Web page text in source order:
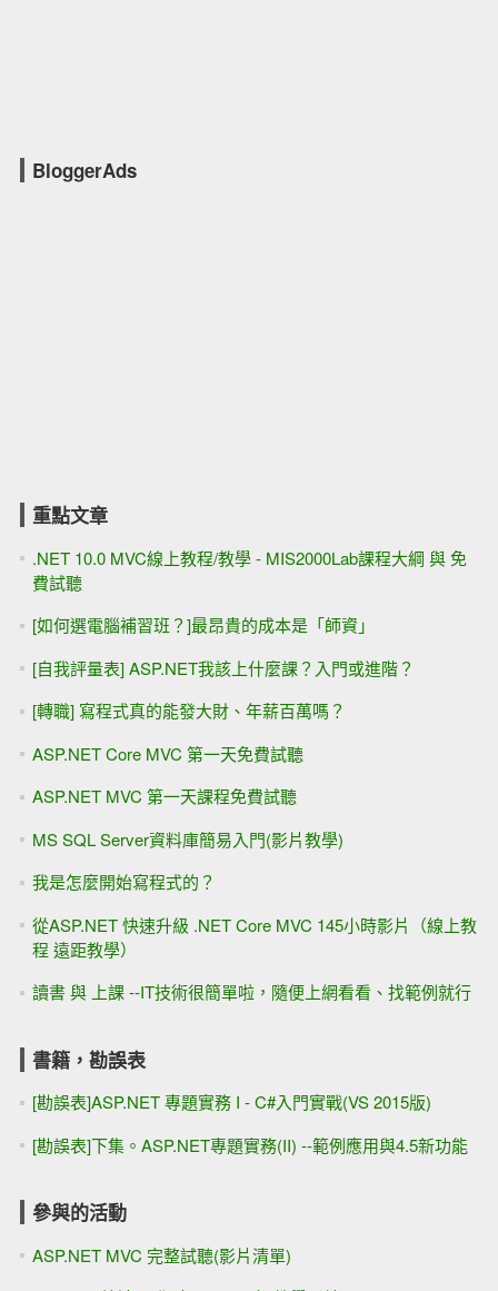
BloggerAds
重點文章
.NET 10.0 MVC線上教程/教學 - MIS2000Lab課程大綱 與 免
費試聽
[如何選電腦補習班？]最昂貴的成本是「師資」
[自我評量表] ASP.NET我該上什麼課？入門或進階？
[轉職] 寫程式真的能發大財、年薪百萬嗎？
ASP.NET Core MVC 第一天免費試聽
ASP.NET MVC 第一天課程免費試聽
MS SQL Server資料庫簡易入門(影片教學)
我是怎麼開始寫程式的？
從ASP.NET 快速升級 .NET Core MVC 145小時影片（線上教
程 遠距教學）
讀書 與 上課 --IT技術很簡單啦，隨便上網看看、找範例就行
書籍，勘誤表
[勘誤表]ASP.NET 專題實務 I - C#入門實戰(VS 2015版)
[勘誤表]下集。ASP.NET專題實務(II) --範例應用與4.5新功能
參與的活動
ASP.NET MVC 完整試聽(影片清單)